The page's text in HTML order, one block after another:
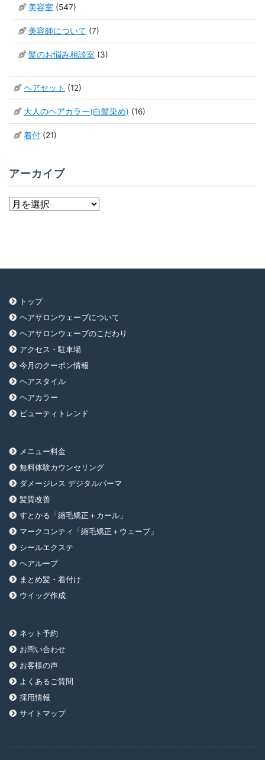
美容室 (547)
美容師について (7)
髪のお悩み相談室 (3)
ヘアセット (12)
大人のヘアカラー(白髪染め) (16)
着付 (21)
アーカイブ
ア
トップ
ヘアサロンウェーブについて
ヘアサロンウェーブのこだわり
アクセス・駐車場
今月のクーポン情報
ヘアスタイル
ヘアカラー
ビューティトレンド
メニュー料金
無料体験カウンセリング
ダメージレス デジタルパーマ
髪質改善
すとかる「縮毛矯正＋カール」
マークコンティ「縮毛矯正＋ウェーブ」
シールエクステ
ヘアループ
まとめ髪・着付け
ウイッグ作成
ネット予約
お問い合わせ
お客様の声
よくあるご質問
採用情報
サイトマップ